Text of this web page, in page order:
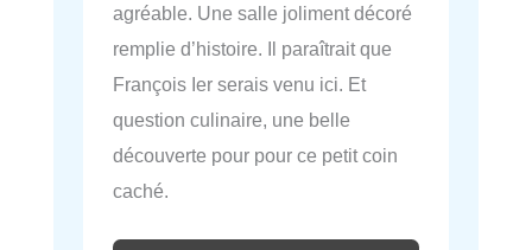
agréable. Une salle joliment décoré
remplie d’histoire. Il paraîtrait que
François Ier serais venu ici. Et
question culinaire, une belle
découverte pour pour ce petit coin
caché.